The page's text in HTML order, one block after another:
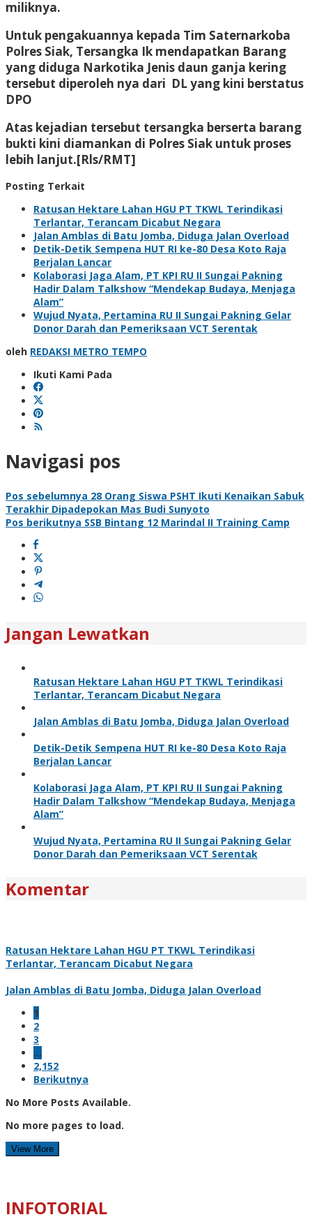
miliknya.
Untuk pengakuannya kepada Tim Saternarkoba
Polres Siak, Tersangka Ik mendapatkan Barang
yang diduga Narkotika Jenis daun ganja kering
tersebut diperoleh nya dari DL yang kini berstatus
DPO
Atas kejadian tersebut tersangka berserta barang
bukti kini diamankan di Polres Siak untuk proses
lebih lanjut.[Rls/RMT]
Posting Terkait
Ratusan Hektare Lahan HGU PT TKWL Terindikasi
Terlantar, Terancam Dicabut Negara
Jalan Amblas di Batu Jomba, Diduga Jalan Overload
Detik-Detik Sempena HUT RI ke-80 Desa Koto Raja
Berjalan Lancar
Kolaborasi Jaga Alam, PT KPI RU II Sungai Pakning
Hadir Dalam Talkshow “Mendekap Budaya, Menjaga
Alam”
Wujud Nyata, Pertamina RU II Sungai Pakning Gelar
Donor Darah dan Pemeriksaan VCT Serentak
oleh REDAKSI METRO TEMPO
Ikuti Kami Pada
Navigasi pos
Pos sebelumnya 28 Orang Siswa PSHT Ikuti Kenaikan Sabuk
Terakhir Dipadepokan Mas Budi Sunyoto
Pos berikutnya SSB Bintang 12 Marindal II Training Camp
Jangan Lewatkan
Ratusan Hektare Lahan HGU PT TKWL Terindikasi
Terlantar, Terancam Dicabut Negara
Jalan Amblas di Batu Jomba, Diduga Jalan Overload
Detik-Detik Sempena HUT RI ke-80 Desa Koto Raja
Berjalan Lancar
Kolaborasi Jaga Alam, PT KPI RU II Sungai Pakning
Hadir Dalam Talkshow “Mendekap Budaya, Menjaga
Alam”
Wujud Nyata, Pertamina RU II Sungai Pakning Gelar
Donor Darah dan Pemeriksaan VCT Serentak
Komentar
Ratusan Hektare Lahan HGU PT TKWL Terindikasi
Terlantar, Terancam Dicabut Negara
Jalan Amblas di Batu Jomba, Diduga Jalan Overload
1
2
3
…
2,152
Berikutnya
No More Posts Available.
No more pages to load.
View More
INFOTORIAL